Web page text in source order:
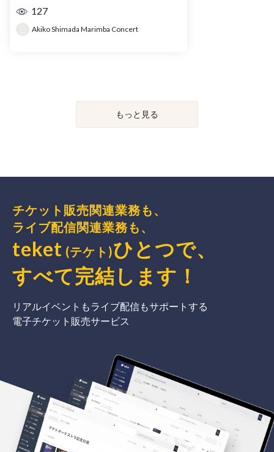
127
Akiko Shimada Marimba Concert
もっと見る
チケット販売関連業務も、
ライブ配信関連業務も、
teket (テケト)ひとつで、
すべて完結 します ！
リアルイベントもライブ配信もサポートする
電子チケット販売サービス